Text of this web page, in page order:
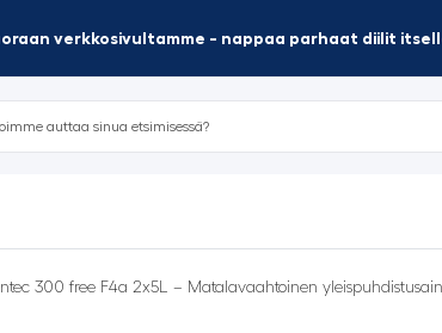
verkkosivultamme - nappaa parhaat diilit
300 free F4a 2x5L – Matalavaahtoinen